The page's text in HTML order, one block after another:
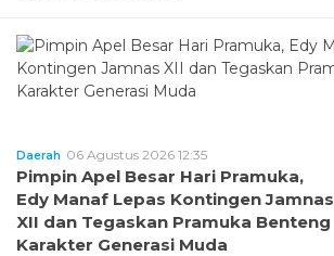
Daerah 06 Agustus 2026 12:35
Pimpin Apel Besar Hari Pramuka,
Edy Manaf Lepas Kontingen Jamnas
XII dan Tegaskan Pramuka Benteng
Karakter Generasi Muda